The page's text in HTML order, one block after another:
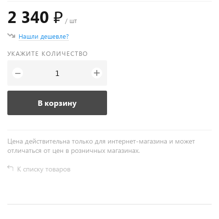
2 340 ₽ / шт
Нашли дешевле?
УКАЖИТЕ КОЛИЧЕСТВО
− +
В корзину
Цена действительна только для интернет-магазина и может
отличаться от цен в розничных магазинах.
К списку товаров